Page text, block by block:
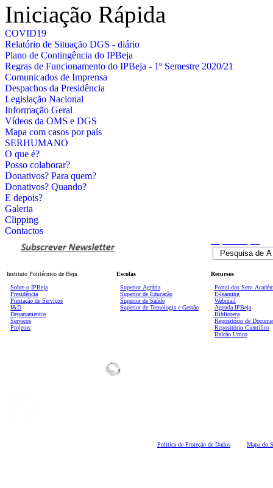
Iniciação Rápida
COVID19
Relatório de Situação DGS - diário
Plano de Contingência do IPBeja
Regras de Funcionamento do IPBeja - 1º Semestre 2020/21
Comunicados de Imprensa
Despachos da Presidência
Legislação Nacional
Informação Geral
Vídeos da OMS e DGS
Mapa com casos por país
SERHUMANO
O que é?
Posso colaborar?
Donativos? Para quem?
Donativos? Quando?
E depois?
Galeria
Clipping
Contactos
Instituto Politécnico de Beja
Sobre o IPBeja
Presidência
Prestação de Serviços
I&D
Departamentos
Serviços
Projetos
Escolas
Superior Agrária
Superior de Educação
Superior de Saúde
Superior de Tecnologia e Gestão
Recursos
Portal dos Serv.
E-learning
Webmail
Agenda IPBeja
Biblioteca
Repositório de
Repositório Científico
Balcão Único
Política de Proteção de Dados Mapa do